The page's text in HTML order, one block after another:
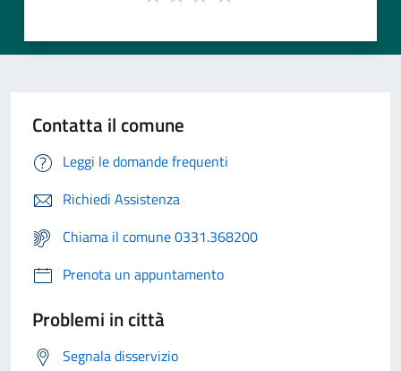
Contatta il comune
Leggi le domande frequenti
Richiedi Assistenza
Chiama il comune 0331.368200
Prenota un appuntamento
Problemi in città
Segnala disservizio